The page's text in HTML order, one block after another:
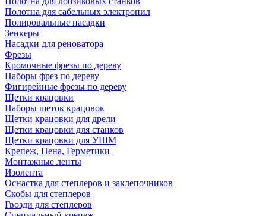
Полотна для сабельных электропил
Полировальные насадки
Зенкеры
Насадки для реноватора
Фрезы
Кромочные фрезы по дереву
Наборы фрез по дереву
Фигирейные фрезы по дереву
Щетки крацовки
Наборы щеток крацовок
Щетки крацовки для дрели
Щетки крацовки для станков
Щетки крацовки для УШМ
Крепеж, Пена, Герметики
Монтажные ленты
Изолента
Оснастка для степлеров и заклепочников
Скобы для степлеров
Гвозди для степлеров